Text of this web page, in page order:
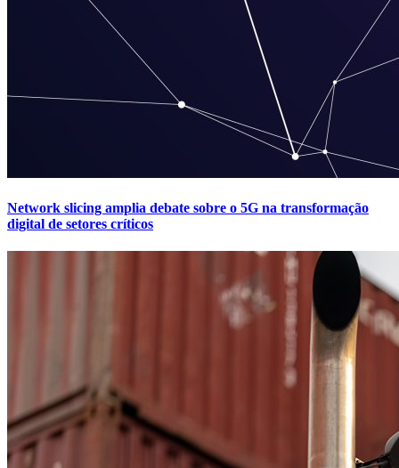
Network slicing amplia debate sobre o 5G na transformação
digital de setores críticos